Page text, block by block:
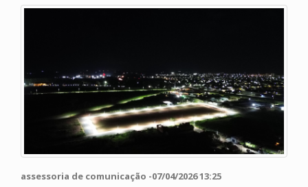
assessoria de comunicação -07/04/2026 13:25